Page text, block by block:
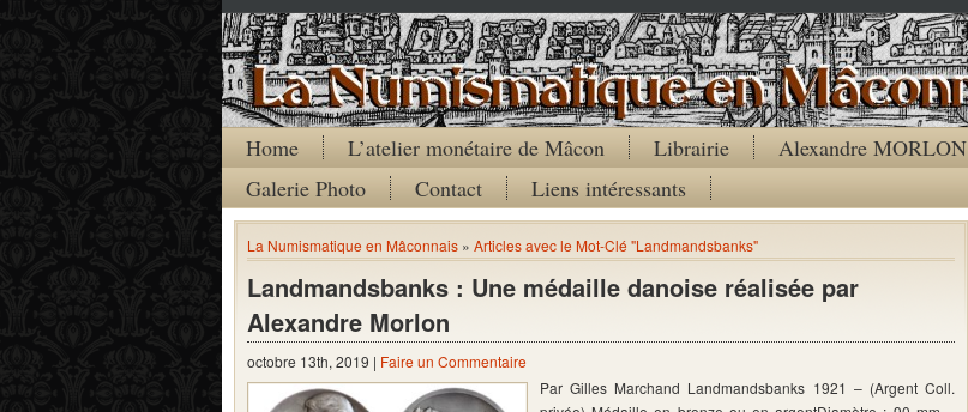
Home L’atelier monétaire de Mâcon Librairie
Alexandre MORLON
Galerie Photo
Contact Liens intéressants
La Numismatique en Mâconnais » Articles avec le Mot-Clé "Landmandsbanks"
Landmandsbanks : Une médaille danoise réalisée par
Alexandre Morlon
octobre 13th, 2019 | Faire un Commentaire
Par Gilles Marchand Landmandsbanks 1921 – (Argent Coll.